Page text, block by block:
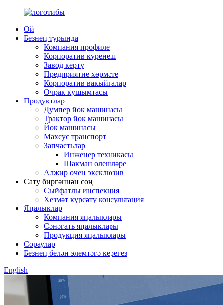
Өй
Безнең турында
Компания профиле
Корпоратив күренеш
Завод кертү
Предприятие хөрмәте
Корпоратив вакыйгалар
Очрак кушымтасы
Продуктлар
Думпер йөк машинасы
Трактор йөк машинасы
Йөк машинасы
Махсус транспорт
Запчастьлар
Инженер техникасы
Шакман өлешләре
Алжир өчен эксклюзив
Сату биргәннән соң
Сыйфатлы инспекция
Хезмәт күрсәтү консультация
Яңалыклар
Компания яңалыклары
Сәнәгать яңалыклары
Продукция яңалыклары
Сораулар
Безнең белән элемтәгә керегез
English